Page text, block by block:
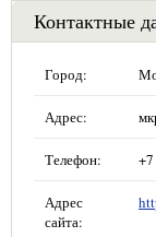
Контактные
Город:
Адрес:
Телефон:
Адрес
сайта: